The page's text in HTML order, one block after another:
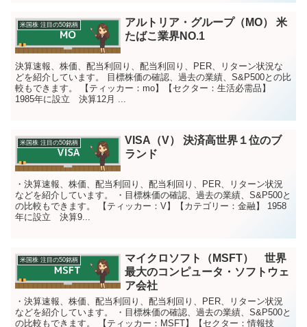
米国株 注目の50銘柄
アルトリア・グループ（MO） 米
たばこ業界NO.1
決算速報、株価、配当利回り、配当利回り、PER、リターン状況な
どを紹介しています。 目標株価の確認、過去の業績、S&P500との比
較もできます。 【ティッカー：mo】【セクター：生活必需品】
1985年に設立 決算12月 ...
米国株 注目の50銘柄
VISA（V） 決済高世界１位のブ
ランド
・決算速報、株価、配当利回り、配当利回り、PER、リターン状況
などを紹介しています。 ・目標株価の確認、過去の業績、S&P500と
の比較もできます。 【ティッカー：V】【カテゴリー：金融】 1958
年に設立 決算9...
米国株 注目の50銘柄
マイクロソフト（MSFT） 世界
最大のコンピュータ・ソフトウェ
ア会社
・決算速報、株価、配当利回り、配当利回り、PER、リターン状況
などを紹介しています。 ・目標株価の確認、過去の業績、S&P500と
の比較もできます。 【ティッカー：MSFT】【セクター：情報技